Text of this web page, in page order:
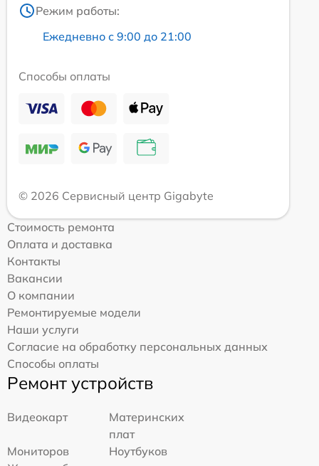
Режим работы:
Ежедневно с 9:00 до 21:00
Способы оплаты
© 2026 Сервисный центр Gigabyte
Стоимость ремонта
Оплата и доставка
Контакты
Вакансии
О компании
Ремонтируемые модели
Наши услуги
Согласие на обработку персональных данных
Способы оплаты
Ремонт устройств
Видеокарт
Материнских
плат
Мониторов
Ноутбуков